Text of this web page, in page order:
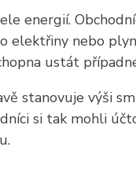
energií.
elektřiny nebo
ustát
stanovuje výši
si tak mohli